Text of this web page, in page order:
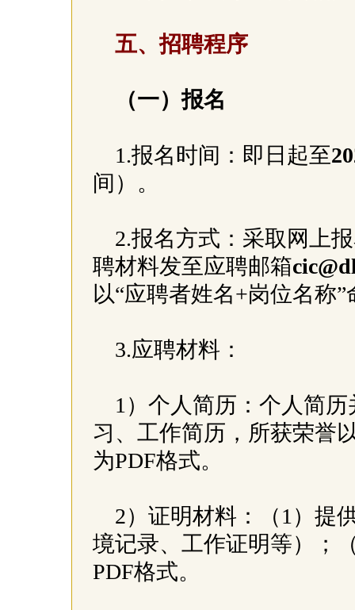
五、招聘程序
（一）报名
1.报名时间：即日起至
间）。
2.报名方式：采取网上
聘材料发至应聘邮箱
以“应聘者姓名+岗位名称
3.应聘材料：
1）个人简历：个人简
习、工作简历，所获荣誉
为PDF格式。
2）证明材料：（1）提
境记录、工作证明等）；
PDF格式。